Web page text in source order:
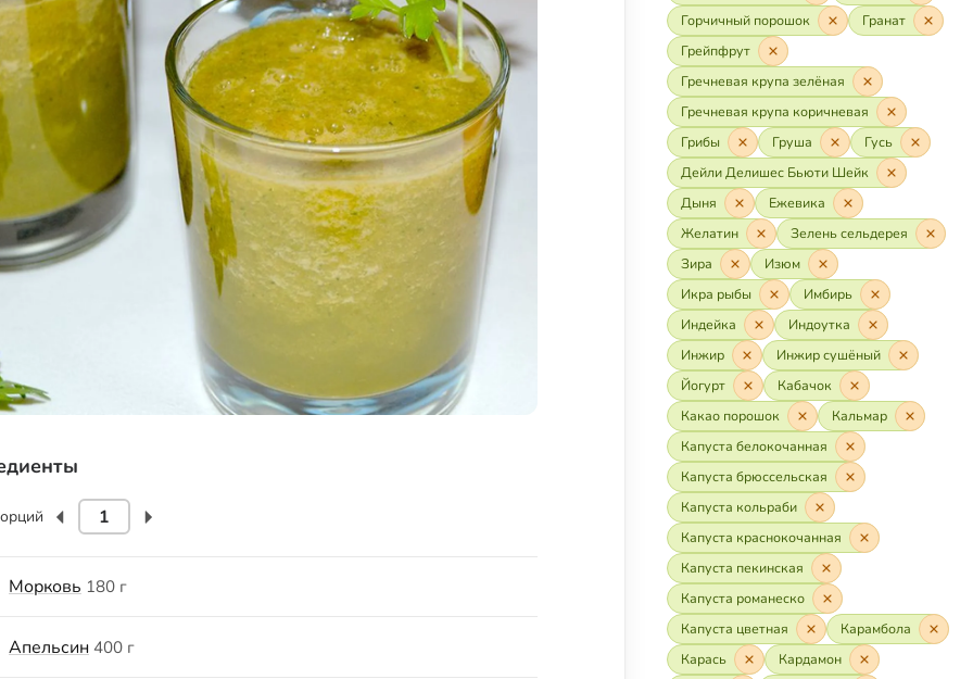
Морковь 180 г
Апельсин 400 г
Горчичный порошок
Гранат
Грейпфрут
Гречневая крупа зелёная
Гречневая крупа коричневая
Грибы
Груша
Гусь
Дейли Делишес Бьюти Шейк
Дыня
Ежевика
Желатин
Зелень сельдерея
Зира
Изюм
Икра рыбы
Имбирь
Индейка
Индоутка
Инжир
Инжир сушёный
Йогурт
Кабачок
Какао порошок
Кальмар
Капуста белокочанная
Капуста брюссельская
Капуста кольраби
Капуста краснокочанная
Капуста пекинская
Капуста романеско
Капуста цветная
Карамбола
Карась
Кардамон